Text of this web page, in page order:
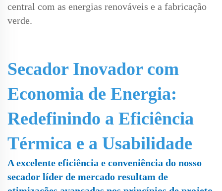
central com as energias renováveis e a fabricação
verde.
Secador Inovador com
Economia de Energia:
Redefinindo a Eficiência
Térmica e a Usabilidade
A excelente eficiência e conveniência do nosso
secador líder de mercado resultam de